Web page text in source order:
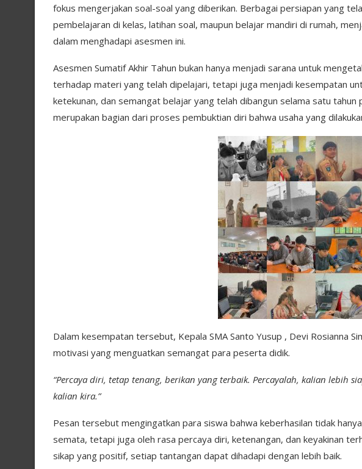
fokus mengerjakan soal-soal yang diberikan. Berbagai persiapan yang
pembelajaran di kelas, latihan soal, maupun belajar mandiri di rumah,
dalam menghadapi asesmen ini.
Asesmen Sumatif Akhir Tahun bukan hanya menjadi sarana untuk
terhadap materi yang telah dipelajari, tetapi juga menjadi kesempatan
ketekunan, dan semangat belajar yang telah dibangun selama satu tahun
merupakan bagian dari proses pembuktian diri bahwa usaha yang
Dalam kesempatan tersebut, Kepala SMA Santo Yusup , Devi Rosianna
motivasi yang menguatkan semangat para peserta didik.
“Percaya diri, tetap tenang, berikan yang terbaik. Percayalah, kalian lebih
kalian kira.”
Pesan tersebut mengingatkan para siswa bahwa keberhasilan tidak
semata, tetapi juga oleh rasa percaya diri, ketenangan, dan keyakinan
sikap yang positif, setiap tantangan dapat dihadapi dengan lebih baik.